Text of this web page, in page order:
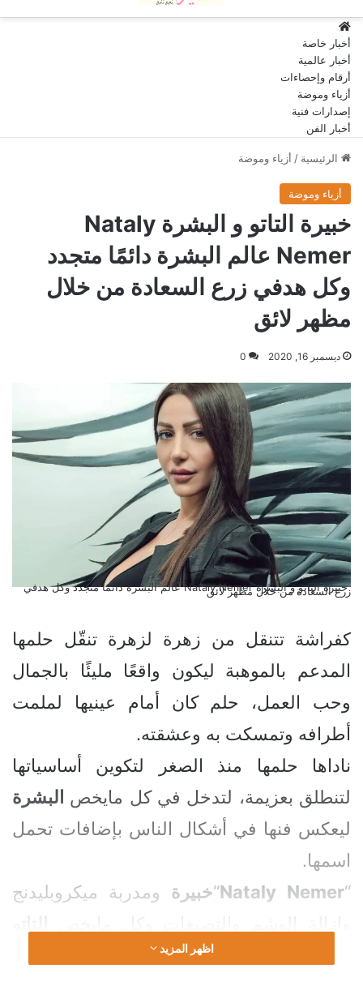
أخبار خاصة
أخبار عالمية
أرقام وإحصاءات
أزياء وموضة
إصدارات فنية
أخبار الفن
الرئيسية / أزياء وموضة
أزياء وموضة
خبيرة التاتو و البشرة Nataly
Nemer عالم البشرة دائمًا متجدد
وكل هدفي زرع السعادة من خلال
مظهر لائق
ديسمبر 16, 2020 0
خبيرة التاتو و البشرة Nataly Nemer عالم البشرة دائمًا متجدد وكل هدفي زرع السعادة من خلال مظهر لائق
كفراشة تتنقل من زهرة لزهرة تنقّل حلمها
المدعم بالموهبة ليكون واقعًا مليئًا بالجمال
وحب العمل، حلم كان أمام عينيها لملمت
أطرافه وتمسكت به وعشقته.
ناداها حلمها منذ الصغر لتكوين أساسياتها
لتنطلق بعزيمة، لتدخل في كل مايخص البشرة
ليعكس فنها في أشكال الناس بإضافات تحمل
اسمها.
“
Nataly Nemer
“خبيرة ومدربة ميكروبليدنج
الطبي وعلاجات البشرة وترميمها بعد عمليات
اظهر المزيد